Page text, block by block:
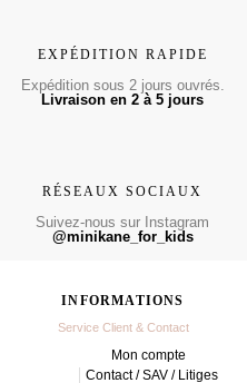
EXPÉDITION RAPIDE
Expédition sous 2 jours ouvrés.
Livraison en 2 à 5 jours
RÉSEAUX SOCIAUX
Suivez-nous sur Instagram
@minikane_for_kids
INFORMATIONS
Service Client & Contact
Mon compte
Contact / SAV / Litiges